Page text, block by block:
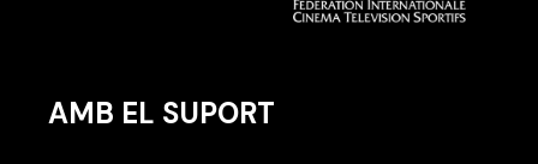
AMB EL SUPORT